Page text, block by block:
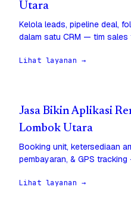
Utara
Kelola leads, pipeline deal,
dalam satu CRM — tim
Lihat layanan →
Jasa Bikin Aplikasi
Lombok Utara
Booking unit, ketersediaan
pembayaran, & GPS
Lihat layanan →